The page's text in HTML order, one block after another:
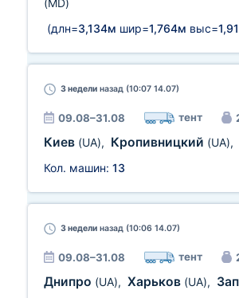
(MD)
(длн=3,134м шир=1,764м выс=
3 недели назад (10:07 14.07)
09.08–31.08 тент
Киев (UA), Кропивницкий (UA),
Кол. машин: 13
3 недели назад (10:06 14.07)
09.08–31.08 тент
Днипро (UA), Харьков (UA),